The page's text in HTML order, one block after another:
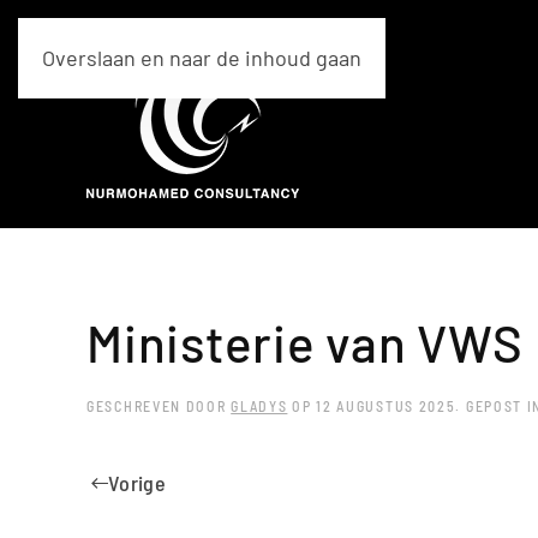
Overslaan en naar de inhoud gaan
Ministerie van VWS
GESCHREVEN DOORGLADYS OP12 AUGUSTUS 2025 . GEPOST IN
Vorige